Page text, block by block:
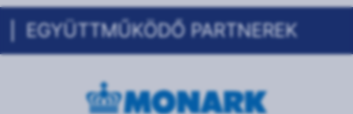
EGYÜTTMŰKÖDŐ PARTNEREK